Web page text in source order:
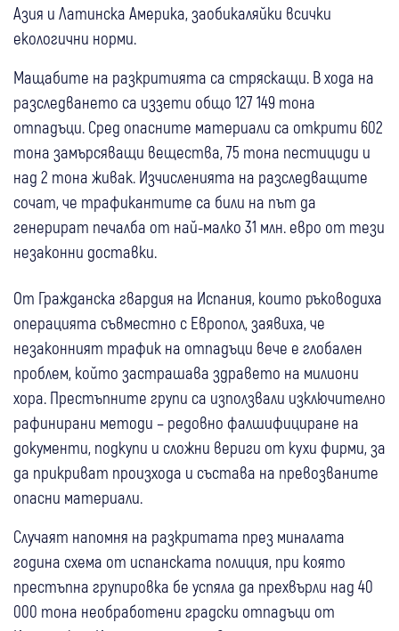
Азия и Латинска Америка, заобикаляйки всички
екологични норми.
Мащабите на разкритията са стряскащи. В хода на
разследването са иззети общо 127 149 тона
отпадъци. Сред опасните материали са открити 602
тона замърсяващи вещества, 75 тона пестициди и
над 2 тона живак. Изчисленията на разследващите
сочат, че трафикантите са били на път да
генерират печалба от най-малко 31 млн. евро от тези
незаконни доставки.
От Гражданска гвардия на Испания, които ръководиха
операцията съвместно с Европол, заявиха, че
незаконният трафик на отпадъци вече е глобален
проблем, който застрашава здравето на милиони
хора. Престъпните групи са използвали изключително
рафинирани методи – редовно фалшифициране на
документи, подкупи и сложни вериги от кухи фирми, за
да прикриват произхода и състава на превозваните
опасни материали.
Случаят напомня на разкритата през миналата
година схема от испанската полиция, при която
престъпна групировка бе успяла да прехвърли над 40
000 тона необработени градски отпадъци от